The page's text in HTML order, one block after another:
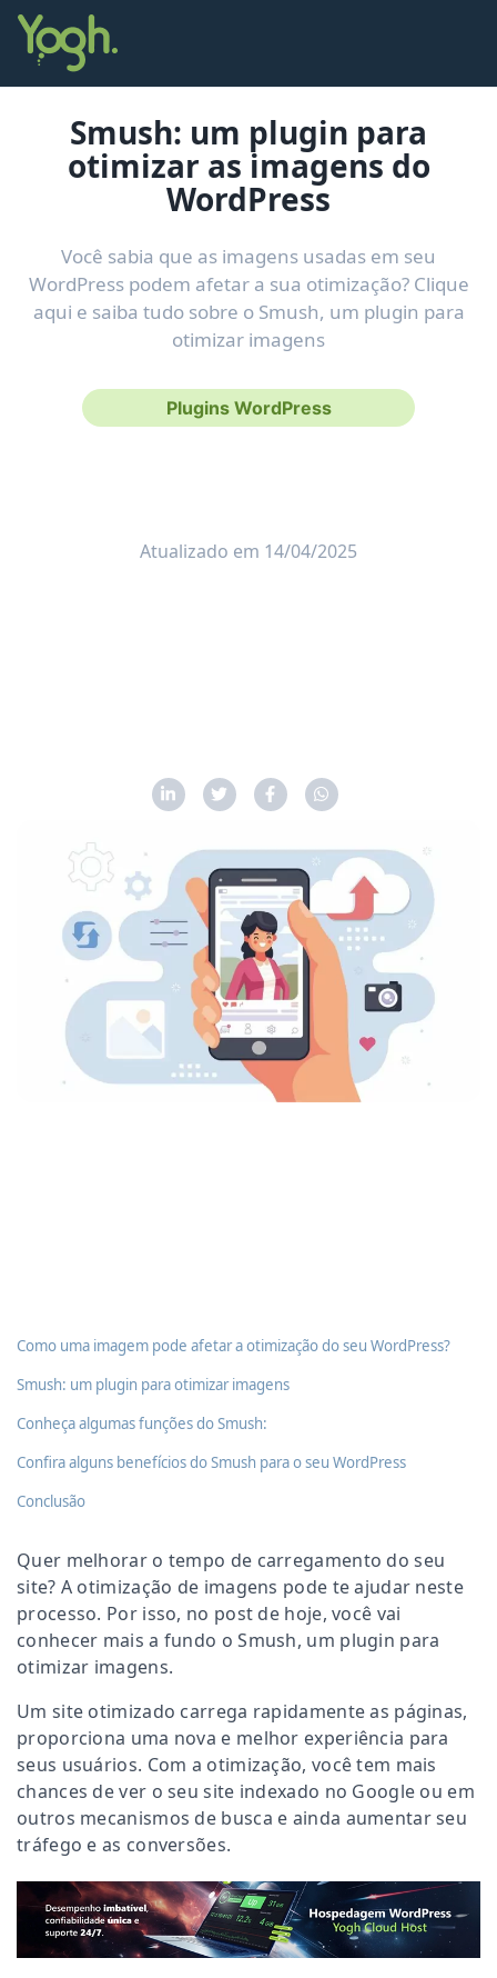
Smush: um plugin para
otimizar as imagens do
WordPress
Você sabia que as imagens usadas em seu
WordPress podem afetar a sua otimização? Clique
aqui e saiba tudo sobre o Smush, um plugin para
otimizar imagens
Plugins WordPress
Atualizado em 14/04/2025
Quer melhorar o tempo de carregamento do seu
site? A otimização de imagens pode te ajudar neste
processo. Por isso, no post de hoje, você vai
conhecer mais a fundo o Smush, um plugin para
otimizar imagens.
Um site otimizado carrega rapidamente as páginas,
proporciona uma nova e melhor experiência para
seus usuários. Com a otimização, você tem mais
chances de ver o seu site indexado no Google ou em
outros mecanismos de busca e ainda aumentar seu
tráfego e as conversões.
Como uma imagem pode afetar a otimização do seu WordPress?
Smush: um plugin para otimizar imagens
Conheça algumas funções do Smush:
Confira alguns benefícios do Smush para o seu WordPress
Conclusão